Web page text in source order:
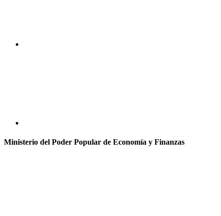
Ministerio del Poder Popular de Economía y Finanzas